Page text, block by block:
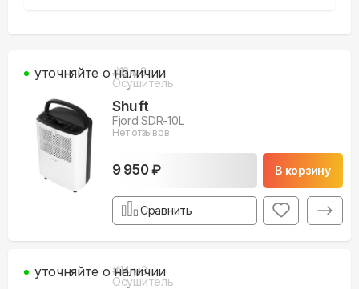
#12м3
Осушитель
Shuft
Fjord SDR-10L
Нет отзывов
9 950 ₽ В корзину
уточняйте о наличии
Сравнить
#14м3
Осушитель
уточняйте о наличии